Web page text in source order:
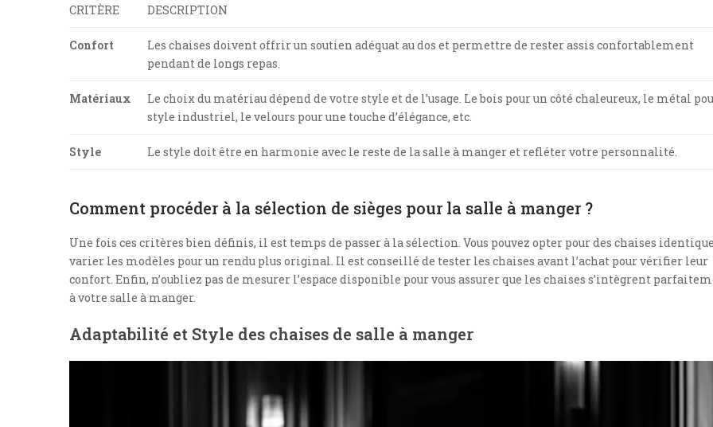
CRITÈRE DESCRIPTION
Confort
Les chaises doivent offrir un soutien adéquat au dos et permettre de rester assis confortablement
pendant de longs repas.
Matériaux
Le choix du matériau dépend de votre style et de l’usage. Le bois pour un côté chaleureux, le métal
style industriel, le velours pour une touche d’élégance, etc.
Style Le style doit être en harmonie avec le reste de la salle à manger et refléter votre personnalité.
Comment procéder à la sélection de sièges pour la salle à manger ?
Une fois ces critères bien définis, il est temps de passer à la sélection. Vous pouvez opter pour des chaises
varier les modèles pour un rendu plus original. Il est conseillé de tester les chaises avant l’achat pour vérifier leur
confort. Enfin, n’oubliez pas de mesurer l’espace disponible pour vous assurer que les chaises s’intègrent
à votre salle à manger.
Adaptabilité et Style des chaises de salle à manger